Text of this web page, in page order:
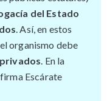
del Estado
. Así, en estos
organismo debe
. En la
Escárate